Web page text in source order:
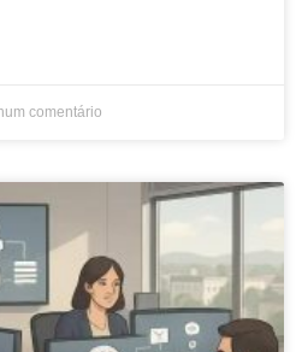
comentário